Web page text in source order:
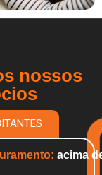
nossos
acima